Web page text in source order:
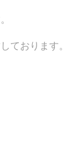
ております。